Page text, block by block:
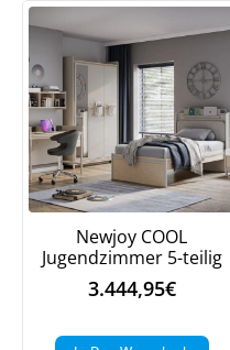
Newjoy COOL
Jugendzimmer 5-teilig
3.444,95€